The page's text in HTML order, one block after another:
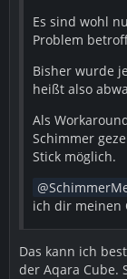
Es sind wohl
Problem
Bisher wurde
heißt also
Als
Schimmer
Stick möglich.
ich dir meinen
Das kann ich
der Aqara Cube.